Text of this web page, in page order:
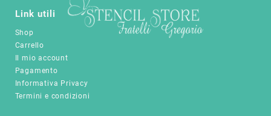
prodotto
prodotto
Link utili
Shop
Carrello
Il mio account
Pagamento
Informativa Privacy
Termini e condizioni